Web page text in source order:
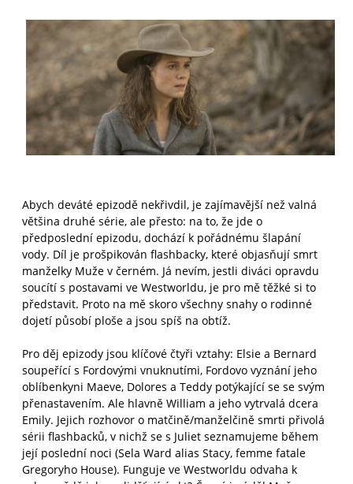
Abych deváté epizodě nekřivdil, je zajímavější než valná
většina druhé série, ale přesto: na to, že jde o
předposlední epizodu, dochází k pořádnému šlapání
vody. Díl je prošpikován flashbacky, které objasňují smrt
manželky Muže v černém. Já nevím, jestli diváci opravdu
soucítí s postavami ve Westworldu, je pro mě těžké si to
představit. Proto na mě skoro všechny snahy o rodinné
dojetí působí ploše a jsou spíš na obtíž.
Pro děj epizody jsou klíčové čtyři vztahy: Elsie a Bernard
soupeřící s Fordovými vnuknutími, Fordovo vyznání jeho
oblíbenkyni Maeve, Dolores a Teddy potýkající se se svým
přenastavením. Ale hlavně William a jeho vytrvalá dcera
Emily. Jejich rozhovor o matčině/manželčině smrti přivolá
sérii flashbacků, v nichž se s Juliet seznamujeme během
její poslední noci (Sela Ward alias Stacy, femme fatale
Gregoryho House). Funguje ve Westworldu odvaha k